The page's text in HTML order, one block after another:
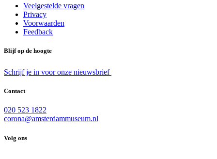
Veelgestelde vragen
Privacy
Voorwaarden
Feedback
Blijf op de hoogte
Schrijf je in voor onze nieuwsbrief
Contact
020 523 1822
corona@amsterdammuseum.nl
Volg ons